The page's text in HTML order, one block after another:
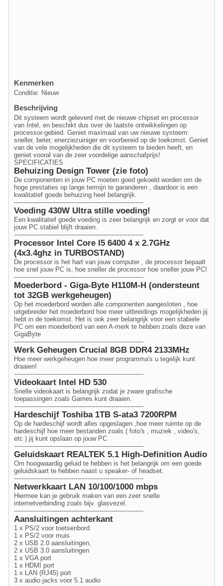
Kenmerken
Conditie: Nieuw
Beschrijving
Dit systeem wordt geleverd met de nieuwe chipset en processor
van Intel, en beschikt dus over de laatste ontwikkelingen op
processor-gebied. Geniet maximaal van uw nieuwe systeem:
sneller, beter, enerziezuiniger en voorbereid op de toekomst. Geniet
van de vele mogelijkheden die dit systeem te bieden heeft, en
geniet vooral van de zeer voordelige aanschafprijs!
SPECIFICATIES
Behuizing Design Tower (zie foto)
De componenten in jouw PC moeten goed gekoeld worden om de
hoge prestaties op lange termijn te garanderen , daardoor is een
kwalitatief goede behuizing heel belangrijk.
-----------------------------------------------------------------
Voeding 430W Ultra stille voeding!
Een kwalitatief goede voeding is zeer belangrijk en zorgt er voor dat
jouw PC stabiel blijft draaien.
-----------------------------------------------------------------
Processor Intel Core I5 6400 4 x 2.7GHz
(4x3.4ghz in TURBOSTAND)
De processor is het hart van jouw computer , de processor bepaalt
hoe snel jouw PC is, hoe sneller de processor hoe sneller jouw PC!
-----------------------------------------------------------------
Moederbord - Giga-Byte H110M-H (ondersteunt
tot 32GB werkgeheugen)
Op het moederbord worden alle componenten aangesloten , hoe
uitgebreider het moederbord hoe meer uitbreidings mogelijkheden jij
hebt in de toekomst. Het is ook zeer belangrijk voor een stabiele
PC om een moederbord van een A-merk te hebben zoals deze van
GigaByte
-----------------------------------------------------------------
Werk Geheugen Crucial 8GB DDR4 2133MHz
Hoe meer werkgeheugen hoe meer programma's u tegelijk kunt
draaien!
-----------------------------------------------------------------
Videokaart Intel HD 530
Snelle videokaart is belangrijk zodat je zware grafische
toepassingen zoals Games kunt draaien.
-----------------------------------------------------------------
Hardeschijf Toshiba 1TB S-ata3 7200RPM
Op de hardeschijf wordt alles opgeslagen ,hoe meer ruimte op de
hardeschijf hoe meer bestanden zoals ( foto's , muziek , video's,
etc ) jij kunt opslaan op jouw PC
-----------------------------------------------------------------
Geluidskaart REALTEK 5.1 High-Definition Audio
Om hoogwaardig geluid te hebben is het belangrijk om een goede
geluidskaart te hebben naast u speaker- of headset.
-----------------------------------------------------------------
Netwerkkaart LAN 10/100/1000 mbps
Hiermee kan je gebruik maken van een zeer snelle
internetverbinding zoals bijv. glasvezel.
-----------------------------------------------------------------
Aansluitingen achterkant
1 x PS/2 voor toetsenbord
1 x PS/2 voor muis
2 x USB 2.0 aansluitingen,
2 x USB 3.0 aansluitingen
1 x VGA port
1 x HDMI port
1 x LAN (RJ45) port
3 x audio jacks voor 5.1 audio